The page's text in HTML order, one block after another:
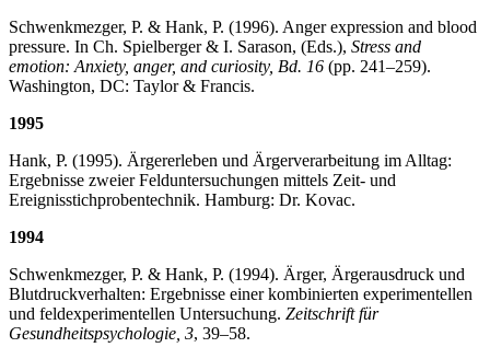
Schwenkmezger, P. & Hank, P. (1996). Anger expression and blood
pressure. In Ch. Spiel­berger & I. Sarason, (Eds.), Stress and
emotion: Anxiety, anger, and curiosity, Bd. 16 (pp. 241–259).
Washington, DC: Taylor & Francis.
1995
Hank, P. (1995). Ärgererleben und Ärgerverarbeitung im Alltag:
Ergebnisse zweier Feldun­tersuchungen mittels Zeit- und
Ereignisstichprobentechnik. Hamburg: Dr. Kovac.
1994
Schwenkmezger, P. & Hank, P. (1994). Ärger, Ärgerausdruck und
Blutdruckverhalten: Er­gebnisse einer kombinierten experimentellen
und feldexperimentellen Untersuchung. Zeit­schrift für
Gesundheitspsychologie, 3, 39–58.